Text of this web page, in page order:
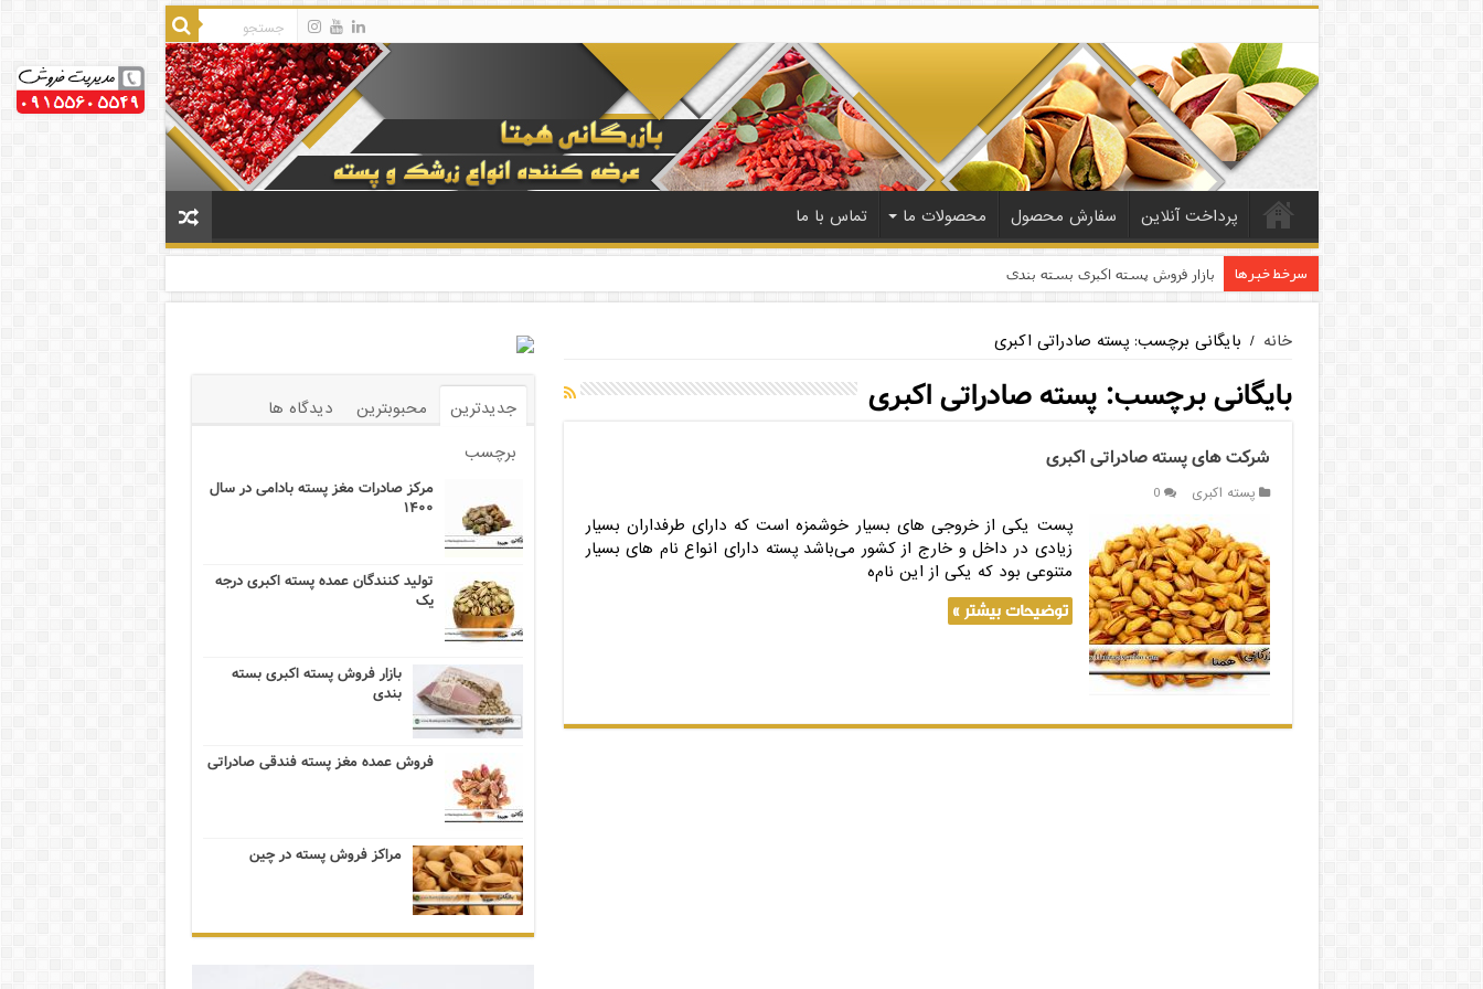
پرداخت آنلاین سفارش محصول محصولات ما تماس با ما
سرخط خبرها بازار فروش پسته اکبری بسته بندی
خانه / بایگانی برچسب: پسته صادراتی اکبری
بایگانی برچسب: پسته صادراتی اکبری
شرکت های پسته صادراتی اکبری
پسته اکبری 0
پست یکی از خروجی های بسیار خوشمزه است که دارای طرفداران بسیار
زیادی در داخل و خارج از کشور می‌باشد پسته دارای انواع نام های بسیار
متنوعی بود که یکی از این نام‌ه
توضیحات بیشتر »
جدیدترین محبوبترین
دیدگاه ها
برچسب
مرکز صادرات مغز پسته بادامی در سال
۱۴۰۰
تولید کنندگان عمده پسته اکبری درجه
یک
بازار فروش پسته اکبری بسته
بندی
فروش عمده مغز پسته فندقی صادراتی
مراکز فروش پسته در چین